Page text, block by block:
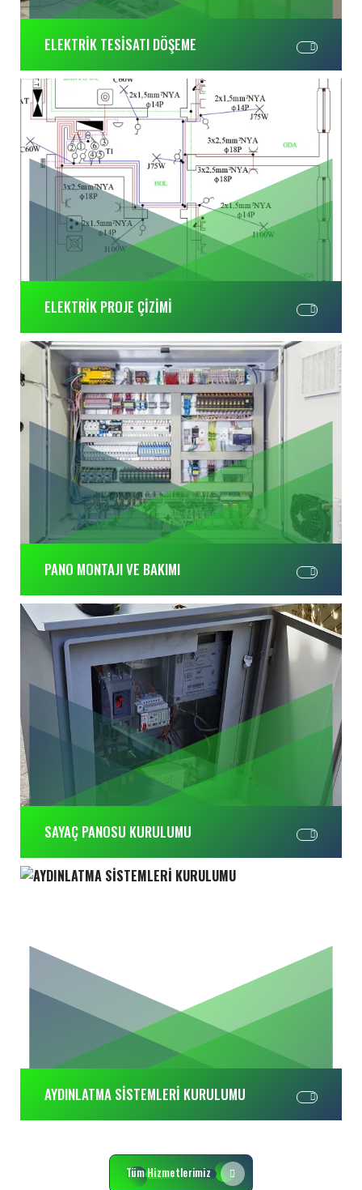
ELEKTRİK TESİSATI DÖŞEME
ELEKTRİK PROJE ÇİZİMİ
PANO MONTAJI VE BAKIMI
SAYAÇ PANOSU KURULUMU
AYDINLATMA SİSTEMLERİ KURULUMU
Tüm Hizmetlerimiz